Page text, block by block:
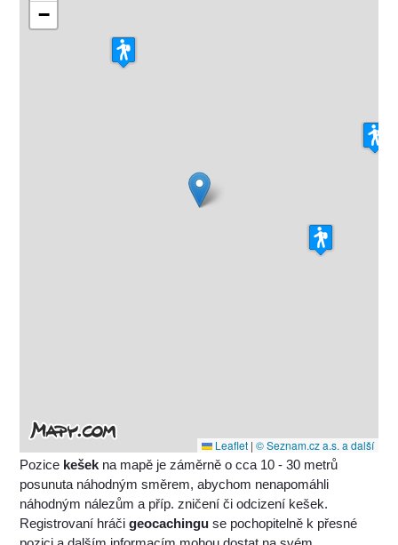
−
Leaflet | © Seznam.cz a.s. a další
Pozice kešek na mapě je záměrně o cca 10 - 30 metrů
posunuta náhodným směrem, abychom nenapomáhli
náhodným nálezům a příp. zničení či odcizení kešek.
Registrovaní hráčigeocachingu se pochopitelně k přesné